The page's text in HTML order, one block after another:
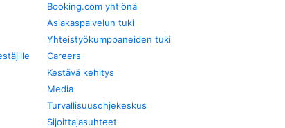
Booking.com yhtiönä
Asiakaspalvelun tuki
Yhteistyökumppaneiden tuki
Careers
Kestävä kehitys
Media
Turvallisuusohjekeskus
Sijoittajasuhteet